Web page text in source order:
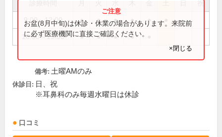
祝
9:00～12:00 ● ● ● ● ●
16:00～19:00 ● ● ● ●
お盆(8月中旬)は休診・休業の場合があります。来院前
に必ず医療機関に直接ご確認ください。
×閉じる
備考: 土曜AMのみ
休診日: 日、祝
※耳鼻科のみ毎週水曜日は休診
口コミ